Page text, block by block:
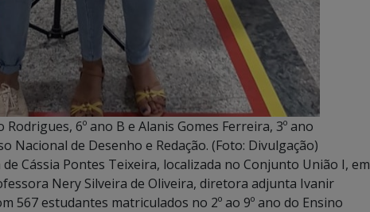
6º ano B e Alanis Gomes Ferreira, 3º ano
Nacional de Desenho e Redação. (Foto: Divulgação)
Cássia Pontes Teixeira, localizada no Conjunto União I, em
Nery Silveira de Oliveira, diretora adjunta Ivanir
567 estudantes matriculados no 2º ao 9º ano do Ensino